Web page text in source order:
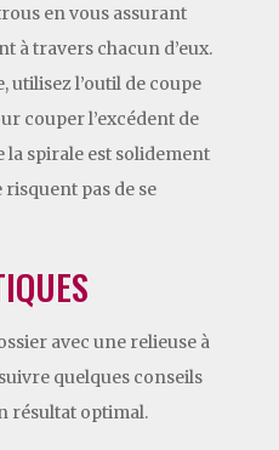
en vous assurant
à travers chacun d’eux.
utilisez l’outil de coupe
couper l’excédent de
la spirale est solidement
pas de se
avec une relieuse à
quelques conseils
résultat optimal.